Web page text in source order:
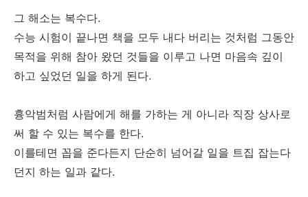
그 해소는 복수다.
수능 시험이 끝나면 책을 모두 내다 버리는 것처럼 그동안
목적을 위해 참아 왔던 것들을 이루고 나면 마음속 깊이
하고 싶었던 일을 하게 된다.
흉악범처럼 사람에게 해를 가하는 게 아니라 직장 상사로
써 할 수 있는 복수를 한다.
이를테면 꼽을 준다든지 단순히 넘어갈 일을 트집 잡는다
던지 하는 일과 같다.